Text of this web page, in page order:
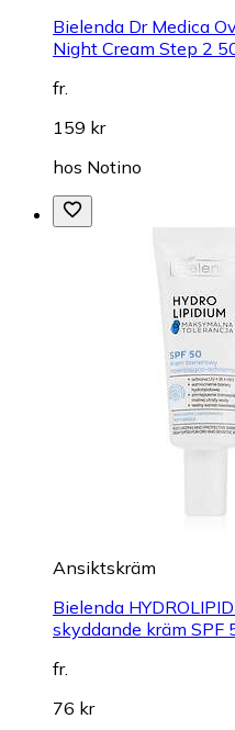
Bielenda Dr Medica
Night Cream Step 2
fr.
159 kr
hos Notino
Ansiktskräm
Bielenda
skyddande kräm SPF
fr.
76 kr